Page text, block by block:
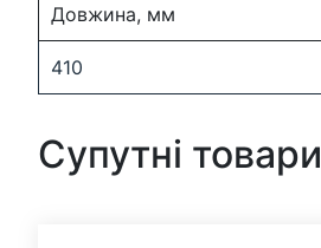
Довжина, мм
410
Супутні товари